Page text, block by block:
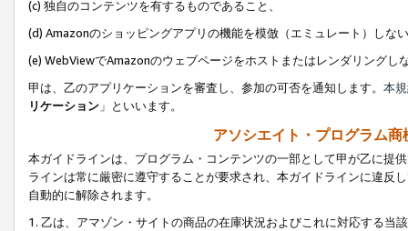
(c) 独自のコンテンツを有するものであること、
(d) Amazonのショッピングアプリの機能を模倣（エミュレート）しな
(e) WebViewでAmazonのウェブページをホストまたはレンダリングし
甲は、乙のアプリケーションを審査し、参加の可否を通知します。 本
リケーション 」といいます。
アソシエイト・プログラム
本ガイドラインは、プログラム・コンテンツの一部として甲が乙に提
ラインは常に厳密に遵守することが要求され、本ガイドラインに違反
自動的に解除されます。
1. 乙は、アマゾン・サイトの商品の在庫状況およびこれに対応する